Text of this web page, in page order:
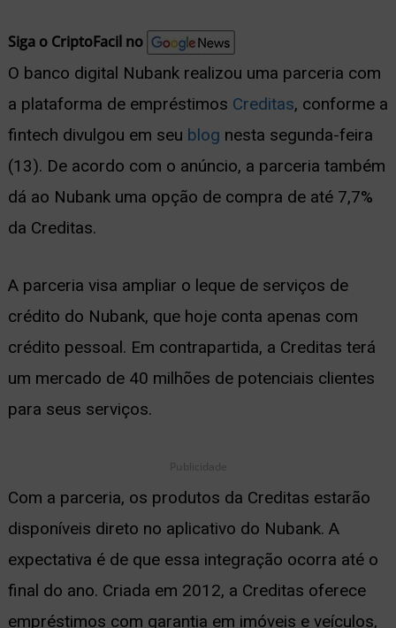
Siga o CriptoFacil no
O banco digital Nubank realizou uma parceria com
a plataforma de empréstimos Creditas, conforme a
fintech divulgou em seu blog nesta segunda-feira
(13). De acordo com o anúncio, a parceria também
dá ao Nubank uma opção de compra de até 7,7%
da Creditas.
A parceria visa ampliar o leque de serviços de
crédito do Nubank, que hoje conta apenas com
crédito pessoal. Em contrapartida, a Creditas terá
um mercado de 40 milhões de potenciais clientes
para seus serviços.
Publicidade
Com a parceria, os produtos da Creditas estarão
disponíveis direto no aplicativo do Nubank. A
expectativa é de que essa integração ocorra até o
final do ano. Criada em 2012, a Creditas oferece
empréstimos com garantia em imóveis e veículos,